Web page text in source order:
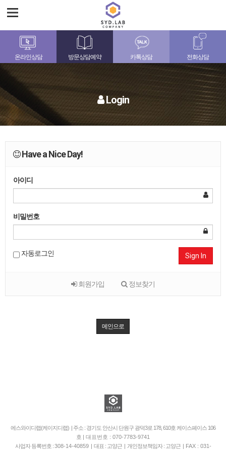
온라인상담 방문상담예약 카톡상담 전화상담
Login
Have a Nice Day!
아이디
비밀번호
자동로그인 Sign In
회원가입 정보찾기
메인으로
에스와이디랩(케이지디랩) | 주소 : 경기도 안산시 단원구 광덕3로 178, 610호 케이스페이스 106
호 | 대표번호 : 070-7783-9741
사업자 등록번호 :308-14-40859| 대표 : 고양근 | 개인정보책임자 : 고양근 | FAX : 031-